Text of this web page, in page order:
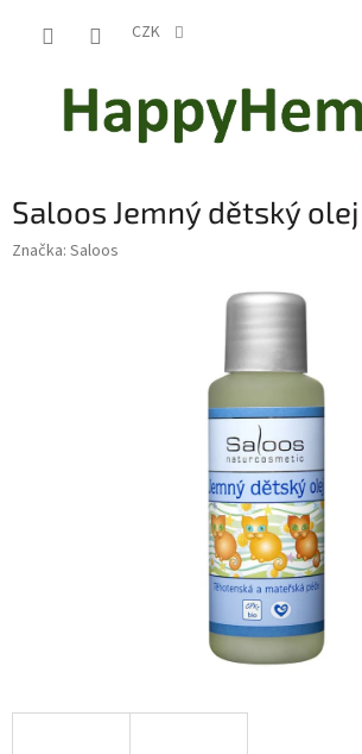
CZK
Saloos Jemný dětský olej
Značka: Saloos